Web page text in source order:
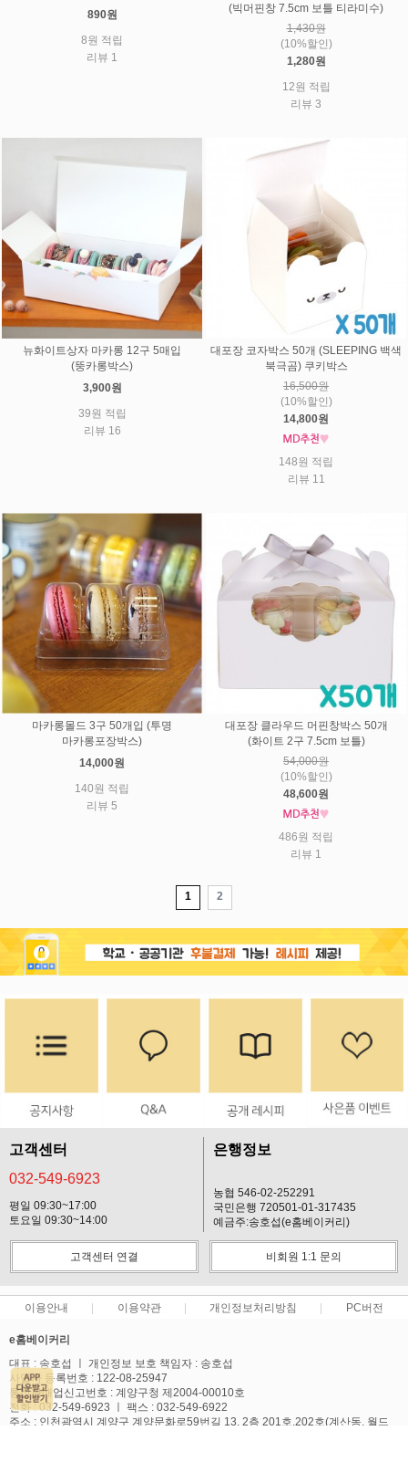
890원
8원 적립
리뷰 1
(빅머핀창 7.5cm 보틀 티라미수)
1,430원
(10%할인)
1,280원
12원 적립
리뷰 3
뉴화이트상자 마카롱 12구 5매입
(뚱카롱박스)
3,900원
39원 적립
리뷰 16
대포장 코자박스 50개 (SLEEPING 백색
북극곰) 쿠키박스
16,500원
(10%할인)
14,800원
148원 적립
리뷰 11
마카롱몰드 3구 50개입 (투명
마카롱포장박스)
14,000원
140원 적립
리뷰 5
대포장 클라우드 머핀창박스 50개
(화이트 2구 7.5cm 보틀)
54,000원
(10%할인)
48,600원
486원 적립
리뷰 1
1 2
고객센터
032-549-6923
평일 09:30~17:00
토요일 09:30~14:00
은행정보
농협 546-02-252291
국민은행 720501-01-317435
예금주:송호섭(e홈베이커리)
고객센터 연결 비회원 1:1 문의
이용안내 이용약관 개인정보처리방침 PC버전
e홈베이커리
대표 : 송호섭 ㅣ 개인정보 보호 책임자 : 송호섭
사업자 등록번호 : 122-08-25947
통신판매업신고번호 : 계양구청 제2004-00010호
전화 : 032-549-6923 ㅣ 팩스 : 032-549-6922
주소 : 인천광역시 계양구 계양문화로59번길 13, 2층 201호,202호(계산동, 월드